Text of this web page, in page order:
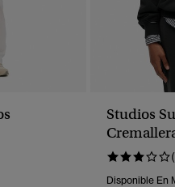
Studios
Disponible En